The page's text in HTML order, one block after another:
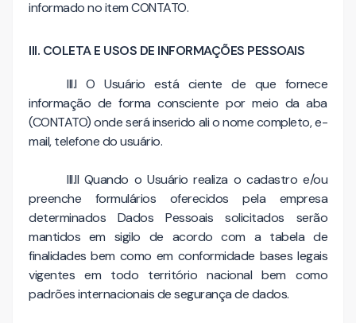
informado no item CONTATO.
III. COLETA E USOS DE INFORMAÇÕES PESSOAIS
III.I O Usuário está ciente de que fornece
informação de forma consciente por meio da aba
(CONTATO) onde será inserido ali o nome completo, e-
mail, telefone do usuário.
III.II Quando o Usuário realiza o cadastro e/ou
preenche formulários oferecidos pela empresa
determinados Dados Pessoais solicitados serão
mantidos em sigilo de acordo com a tabela de
finalidades bem como em conformidade bases legais
vigentes em todo território nacional bem como
padrões internacionais de segurança de dados.